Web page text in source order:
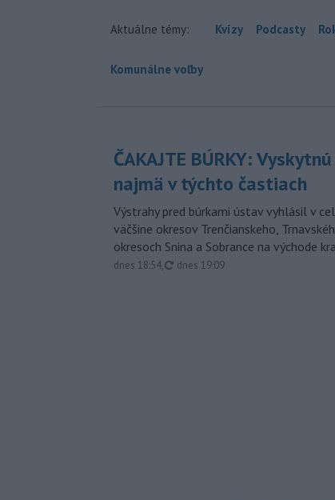
Aktuálne témy: Kvízy Podcasty
Komunálne voľby
ČAKAJTE BÚRKY:
najmä v týchto častiach
Výstrahy pred búrkami ústav vyhlásil v
väčšine okresov Trenčianskeho,
okresoch Snina a Sobrance na východe
dnes 18:54, aktualizované
dnes 19:09